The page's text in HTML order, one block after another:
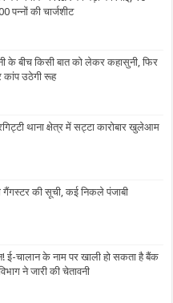
पन्नों की चार्जशीट
के बीच किसी बात को लेकर कहासुनी, फिर
कांप उठेगी रूह
थाना क्षेत्र में सट्टा कारोबार खुलेआम
गैंगस्टर की सूची, कई निकले पंजाबी
ई-चालान के नाम पर खाली हो सकता है बैंक
ने जारी की चेतावनी